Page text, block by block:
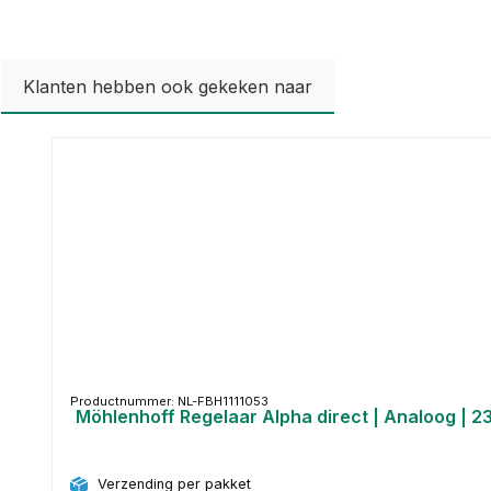
Klanten hebben ook gekeken naar
Productnummer: NL-FBH1111053
Möhlenhoff Regelaar Alpha direct | Analoog |
Verzending per pakket